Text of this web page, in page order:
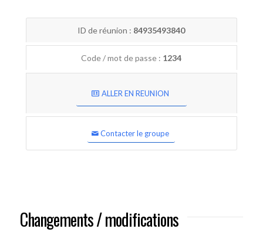
ID de réunion : 84935493840
Code / mot de passe : 1234
ALLER EN REUNION
Contacter le groupe
Changements / modifications